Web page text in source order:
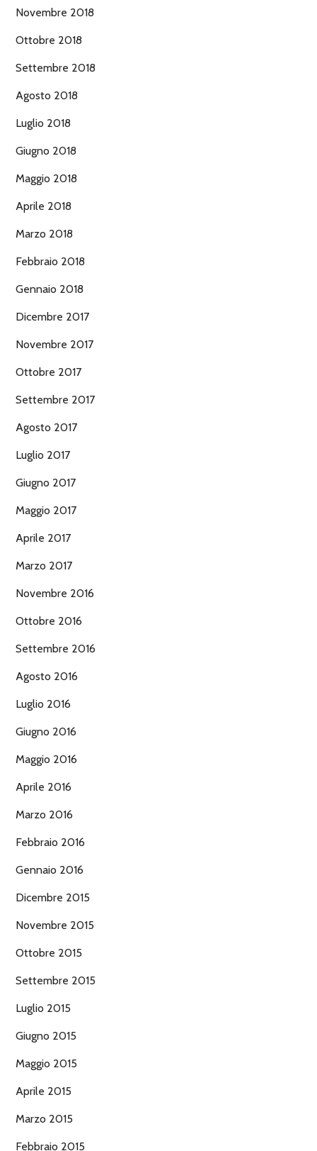
Novembre 2018
Ottobre 2018
Settembre 2018
Agosto 2018
Luglio 2018
Giugno 2018
Maggio 2018
Aprile 2018
Marzo 2018
Febbraio 2018
Gennaio 2018
Dicembre 2017
Novembre 2017
Ottobre 2017
Settembre 2017
Agosto 2017
Luglio 2017
Giugno 2017
Maggio 2017
Aprile 2017
Marzo 2017
Novembre 2016
Ottobre 2016
Settembre 2016
Agosto 2016
Luglio 2016
Giugno 2016
Maggio 2016
Aprile 2016
Marzo 2016
Febbraio 2016
Gennaio 2016
Dicembre 2015
Novembre 2015
Ottobre 2015
Settembre 2015
Luglio 2015
Giugno 2015
Maggio 2015
Aprile 2015
Marzo 2015
Febbraio 2015